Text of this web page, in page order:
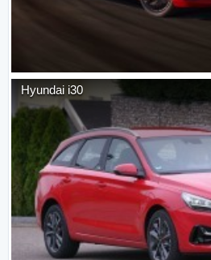
Hyundai i30